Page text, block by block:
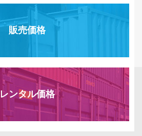
販売価格
レンタル価格